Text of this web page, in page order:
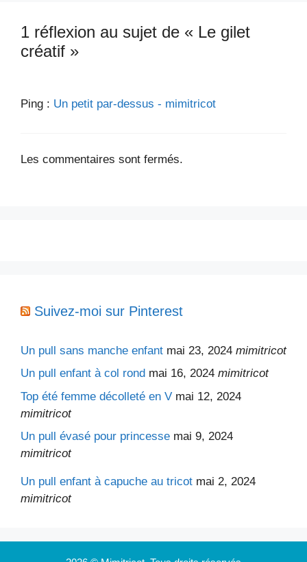
1 réflexion au sujet de « Le gilet
créatif »
Ping : Un petit par-dessus - mimitricot
Les commentaires sont fermés.
Suivez-moi sur Pinterest
Un pull sans manche enfant mai 23, 2024 mimitricot
Un pull enfant à col rond mai 16, 2024 mimitricot
Top été femme décolleté en V mai 12, 2024
mimitricot
Un pull évasé pour princesse mai 9, 2024
mimitricot
Un pull enfant à capuche au tricot mai 2, 2024
mimitricot